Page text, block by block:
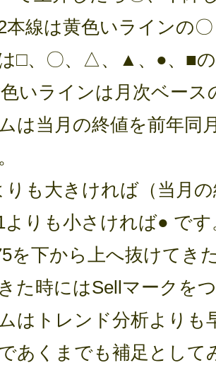
本線は黄色いラインの
□、〇、△、▲、●、■
いラインは月次ベース
は当月の終値を前年同
りも大きければ（当月
よりも小さければ● です
を下から上へ抜けてき
た時にはSellマークを
はトレンド分析より
あくまでも補足として